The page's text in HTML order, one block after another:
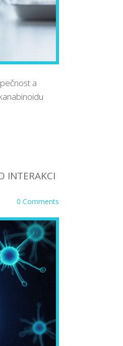
a
INTERAKCI
0 Comments